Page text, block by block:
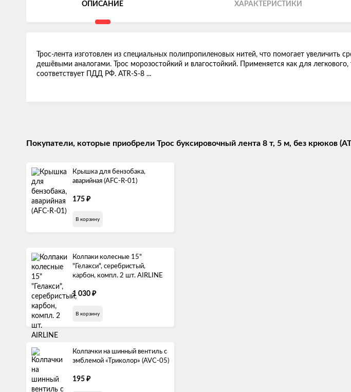
ОПИСАНИЕ ХАРАКТЕРИСТИКИ
Трос-лента изготовлен из специальных полипропиленовых нитей, что помогает увеличить
дешёвыми аналогами. Трос морозостойкий и влагостойкий. Применяется как для
соответствует ПДД РФ. ATR-S-8 ...
Покупатели, которые приобрели Трос буксировочный лента 8 т, 5 м, без крюков
Крышка для бензобака,
аварийная (AFC-R-01)
175 ₽
В корзину
Колпаки колесные 15"
"Гелакси", серебристый,
карбон, компл. 2 шт. AIRLINE
1 030 ₽
В корзину
Колпачки на шинный вентиль с
эмблемой «Триколор» (AVC-05)
195 ₽